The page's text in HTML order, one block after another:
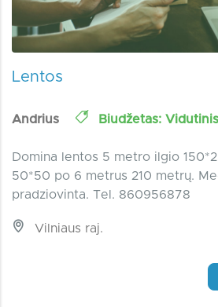
Lentos
Andrius Biudžetas: Vidutinis
Domina lentos 5 metro ilgio
50*50 po 6 metrus 210 metrų.
pradziovinta. Tel. 860956878
Vilniaus raj.